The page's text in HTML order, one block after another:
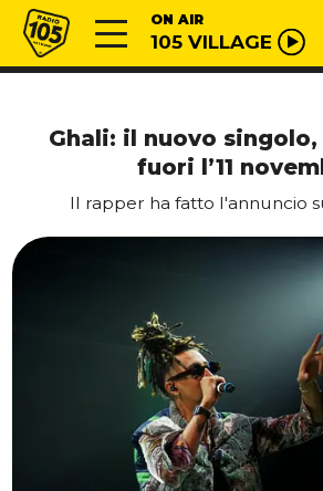
Vai al contenuto
Radio 105 ON AIR
105 VILLAGE
Ghali: il nuovo singolo,
fuori l’11
Il rapper ha fatto l'annuncio